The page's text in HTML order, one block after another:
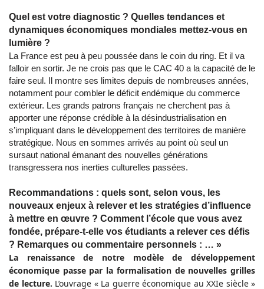
Quel est votre diagnostic ? Quelles tendances et
dynamiques économiques mondiales mettez-vous en
lumière ?
La France est peu à peu poussée dans le coin du ring. Et il va
falloir en sortir. Je ne crois pas que le CAC 40 a la capacité de le
faire seul. Il montre ses limites depuis de nombreuses années,
notamment pour combler le déficit endémique du commerce
extérieur. Les grands patrons français ne cherchent pas à
apporter une réponse crédible à la désindustrialisation en
s’impliquant dans le développement des territoires de manière
stratégique. Nous en sommes arrivés au point où seul un
sursaut national émanant des nouvelles générations
transgressera nos inerties culturelles passées.
Recommandations : quels sont, selon vous, les
nouveaux enjeux à relever et les stratégies d’influence
à mettre en œuvre ? Comment l’école que vous avez
fondée, prépare-t-elle vos étudiants a relever ces défis
? Remarques ou commentaire personnels : … »
La renaissance de notre modèle de développement
économique passe par la formalisation de nouvelles grilles
de lecture. L’ouvrage « La guerre économique au XXIe siècle »